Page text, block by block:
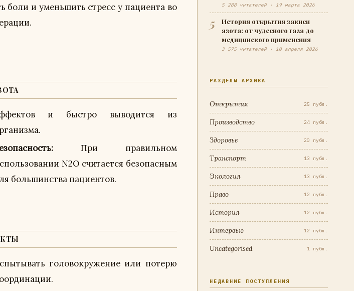
боли и уменьшить стресс у пациента во
и быстро выводится из
При правильном
N2O считается безопасным
большинства пациентов.
головокружение или потерю
5 288 читателей · 19 марта 2026
5
История открытия закиси
азота: от чудесного газа до
медицинского применения
3 575 читателей · 10 апреля 2026
РАЗДЕЛЫ АРХИВА
Открытия 25 публ.
Производство 24 публ.
Здоровье 20 публ.
Транспорт 13 публ.
Экология 13 публ.
Право 12 публ.
История 12 публ.
Интервью 12 публ.
Uncategorised 1 публ.
НЕДАВНИЕ ПОСТУПЛЕНИЯ